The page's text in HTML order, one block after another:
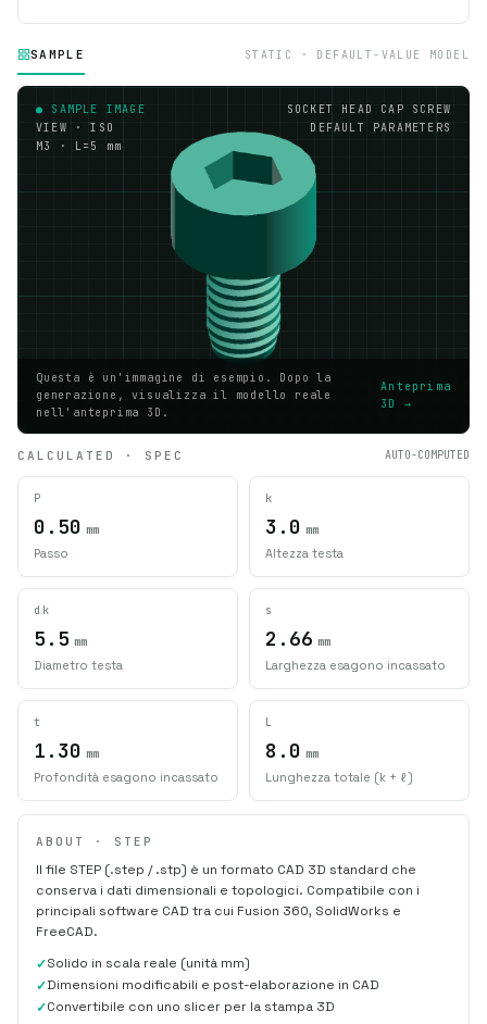
SAMPLE STATIC · DEFAULT-VALUE MODEL
● SAMPLE IMAGE
VIEW · ISO
M3 · L=5 mm
SOCKET HEAD CAP SCREW
DEFAULT PARAMETERS
Questa è un'immagine di esempio. Dopo la
generazione, visualizza il modello reale
nell'anteprima 3D.
Anteprima
3D →
CALCULATED · SPEC AUTO-COMPUTED
P
0.50 mm
Passo
k
3.0 mm
Altezza testa
dk
5.5 mm
Diametro testa
s
2.66 mm
Larghezza esagono incassato
t
1.30 mm
Profondità esagono incassato
L
8.0 mm
Lunghezza totale (k + ℓ)
ABOUT · STEP
Il file STEP (.step / .stp) è un formato CAD 3D standard che
conserva i dati dimensionali e topologici. Compatibile con i
principali software CAD tra cui Fusion 360, SolidWorks e
FreeCAD.
Solido in scala reale (unità mm)
Dimensioni modificabili e post-elaborazione in CAD
Convertibile con uno slicer per la stampa 3D